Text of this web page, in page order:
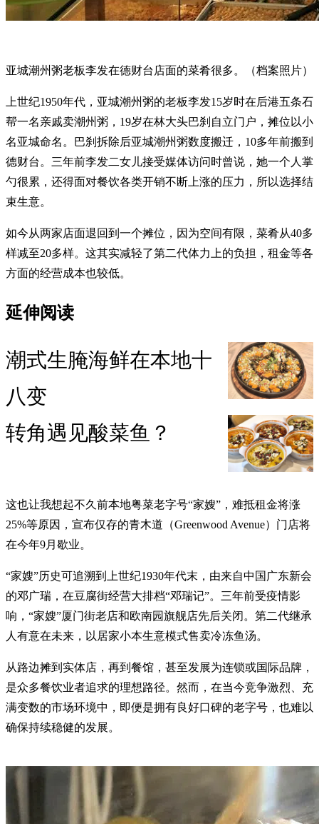
亚城潮州粥老板李发在德财台店面的菜肴很多。（档案照片）
上世纪1950年代，亚城潮州粥的老板李发15岁时在后港五条石
帮一名亲戚卖潮州粥，19岁在林大头巴刹自立门户，摊位以小
名亚城命名。巴刹拆除后亚城潮州粥数度搬迁，10多年前搬到
德财台。三年前李发二女儿接受媒体访问时曾说，她一个人掌
勺很累，还得面对餐饮各类开销不断上涨的压力，所以选择结
束生意。
如今从两家店面退回到一个摊位，因为空间有限，菜肴从40多
样减至20多样。这其实减轻了第二代体力上的负担，租金等各
方面的经营成本也较低。
延伸阅读
潮式生腌海鲜在本地十
八变
转角遇见酸菜鱼？
这也让我想起不久前本地粤菜老字号“家嫂”，难抵租金将涨
25%等原因，宣布仅存的青木道（Greenwood Avenue）门店将
在今年9月歇业。
“家嫂”历史可追溯到上世纪1930年代末，由来自中国广东新会
的邓广瑞，在豆腐街经营大排档“邓瑞记”。三年前受疫情影
响，“家嫂”厦门街老店和欧南园旗舰店先后关闭。第二代继承
人有意在未来，以居家小本生意模式售卖冷冻鱼汤。
从路边摊到实体店，再到餐馆，甚至发展为连锁或国际品牌，
是众多餐饮业者追求的理想路径。然而，在当今竞争激烈、充
满变数的市场环境中，即便是拥有良好口碑的老字号，也难以
确保持续稳健的发展。